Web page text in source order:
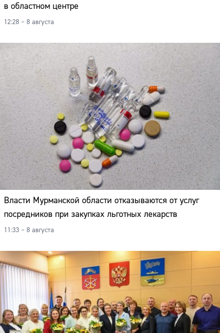
в областном центре
12:28 – 8 августа
Власти Мурманской области отказываются от услуг
посредников при закупках льготных лекарств
11:33 – 8 августа